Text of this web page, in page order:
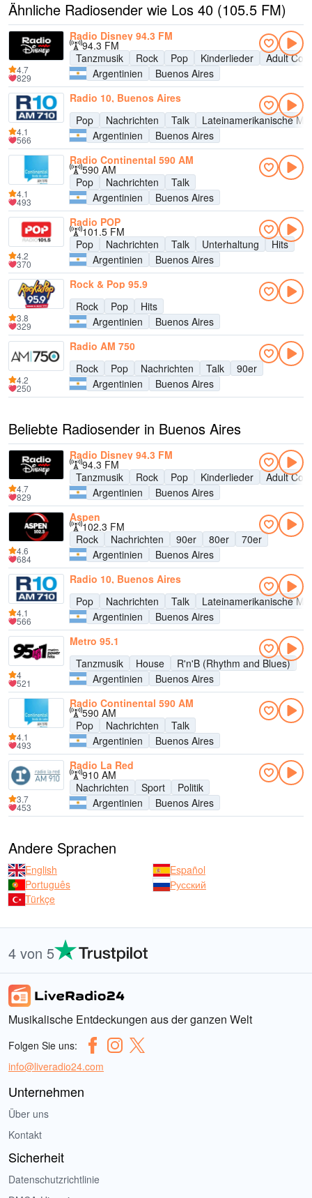
Ähnliche Radiosender wie Los 40 (105.5 FM)
Radio Disney 94.3 FM
94.3 FM
Tanzmusik
Rock Pop Kinderlieder
Adult
Argentinien
Buenos Aires
4.7
829
Radio 10, Buenos Aires
Pop
Nachrichten Talk
Lateinamerikanische
Argentinien
Buenos Aires
4.1
566
Radio Continental 590 AM
590 AM
Pop
Nachrichten
Talk
Argentinien
Buenos Aires
4.1
493
Radio POP
101.5 FM
Pop
Nachrichten Talk Unterhaltung
Hits
Argentinien
Buenos Aires
4.2
370
Rock & Pop 95.9
Rock
Pop
Hits
Argentinien
Buenos Aires
3.8
329
Radio AM 750
Rock
Pop Nachrichten Talk
90er
Argentinien
Buenos Aires
4.2
250
Beliebte Radiosender in Buenos Aires
Radio Disney 94.3 FM
94.3 FM
Tanzmusik
Rock Pop Kinderlieder
Adult
Argentinien
Buenos Aires
4.7
829
Aspen
102.3 FM
Rock
Nachrichten 90er 80er
70er
Argentinien
Buenos Aires
4.6
684
Radio 10, Buenos Aires
Pop
Nachrichten Talk
Lateinamerikanische
Argentinien
Buenos Aires
4.1
566
Metro 95.1
Tanzmusik
House
R'n'B (Rhythm and Blues)
Argentinien
Buenos Aires
4
521
Radio Continental 590 AM
590 AM
Pop
Nachrichten
Talk
Argentinien
Buenos Aires
4.1
493
Radio La Red
910 AM
Nachrichten
Sport
Politik
Argentinien
Buenos Aires
3.7
453
Andere Sprachen
English
Español
Português
Русский
Türkçe
4 von 5
Musikalische Entdeckungen aus der ganzen Welt
Folgen Sie uns:
info@liveradio24.com
Unternehmen
Über uns
Kontakt
Sicherheit
Datenschutzrichtlinie